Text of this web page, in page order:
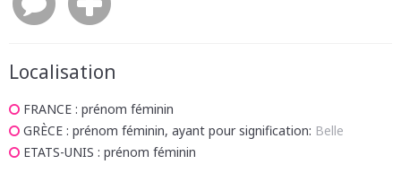
Localisation
FRANCE : prénom féminin
GRÈCE : prénom féminin, ayant pour signification: Belle
ETATS-UNIS : prénom féminin